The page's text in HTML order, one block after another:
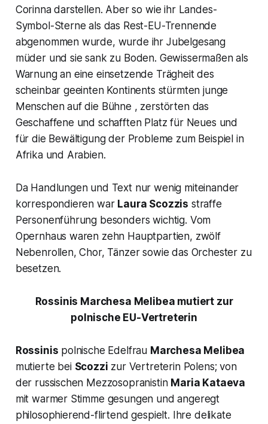
Corinna darstellen. Aber so wie ihr Landes-
Symbol-Sterne als das Rest-EU-Trennende
abgenommen wurde, wurde ihr Jubelgesang
müder und sie sank zu Boden. Gewissermaßen als
Warnung an eine einsetzende Trägheit des
scheinbar geeinten Kontinents stürmten junge
Menschen auf die Bühne , zerstörten das
Geschaffene und schafften Platz für Neues und
für die Bewältigung der Probleme zum Beispiel in
Afrika und Arabien.
Da Handlungen und Text nur wenig miteinander
korrespondieren war Laura Scozzis straffe
Personenführung besonders wichtig. Vom
Opernhaus waren zehn Hauptpartien, zwölf
Nebenrollen, Chor, Tänzer sowie das Orchester zu
besetzen.
Rossinis Marchesa Melibea mutiert zur
polnische EU-Vertreterin
Rossinis polnische Edelfrau Marchesa Melibea
mutierte bei Scozzi zur Vertreterin Polens; von
der russischen Mezzosopranistin Maria Kataeva
mit warmer Stimme gesungen und angeregt
philosophierend-flirtend gespielt. Ihre delikate